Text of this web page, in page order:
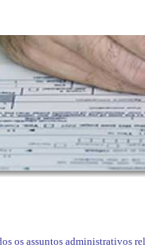
os assuntos administrativos